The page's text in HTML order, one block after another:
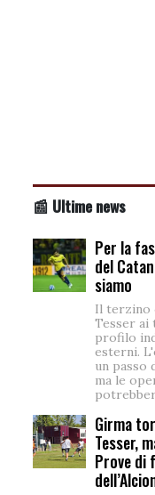
📰 Ultime news
Per la
del
siamo
Il terzino
Tesser ai
profilo
esterni.
un passo
ma le
Girma
Tesser,
Prove di